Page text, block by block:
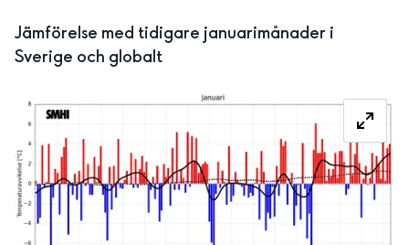
Jämförelse med tidigare januarimånader i
Sverige och globalt